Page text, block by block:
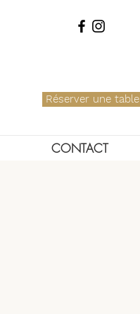
CONTACT
Réserver une table